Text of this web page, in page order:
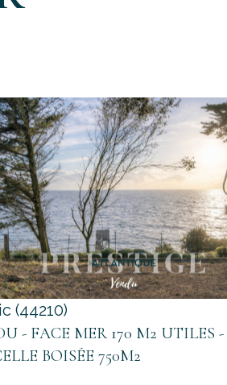
voir le bien
(44210)
- FACE MER 170 M2 UTILES -
BOISÉE 750M2